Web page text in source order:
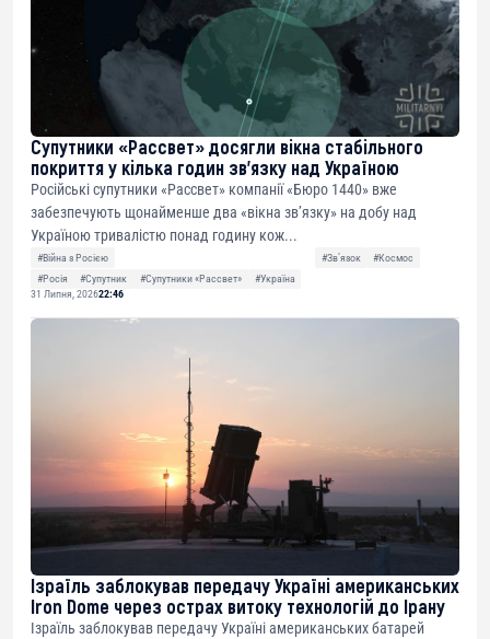
Супутники «Рассвет» досягли вікна стабільного
покриття у кілька годин зв’язку над Україною
Російські супутники «Рассвет» компанії «Бюро 1440» вже
забезпечують щонайменше два «вікна зв’язку» на добу над
Україною тривалістю понад годину кож...
#Війна з Росією #Звʼязок
#Космос
#Росія
#Супутник #Супутники «Рассвет»
#Україна
31 Липня, 202622:46
Ізраїль заблокував передачу Україні американських
Iron Dome через острах витоку технологій до Ірану
Ізраїль заблокував передачу Україні американських батарей